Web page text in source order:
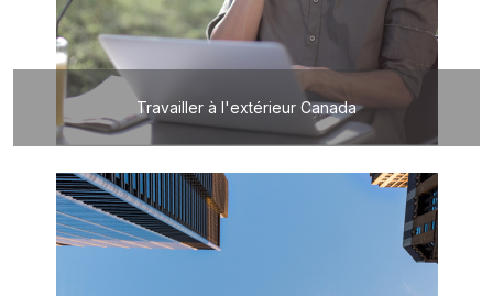
Travailler à l'extérieur Canada